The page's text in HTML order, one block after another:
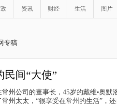
资讯 财经 生活 图片
专稿
间“大使”
州公司的董事长，45岁的戴维•奥默
州太太，“很享受在常州的生活”，